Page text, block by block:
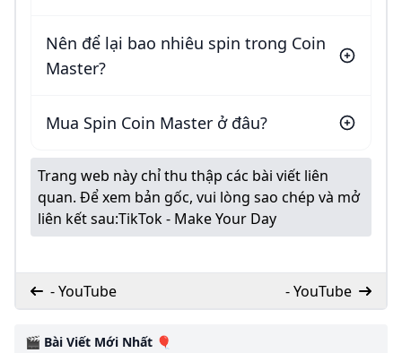
Nên để lại bao nhiêu spin trong Coin
Master?
Mua Spin Coin Master ở đâu?
Trang web này chỉ thu thập các bài viết liên
quan. Để xem bản gốc, vui lòng sao chép và mở
liên kết sau:TikTok - Make Your Day
- YouTube - YouTube
🎬 Bài Viết Mới Nhất 🎈